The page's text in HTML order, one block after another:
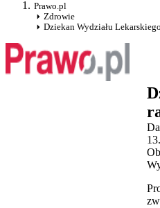
Prawo.pl
Zdrowie
Dziekan Wydziału